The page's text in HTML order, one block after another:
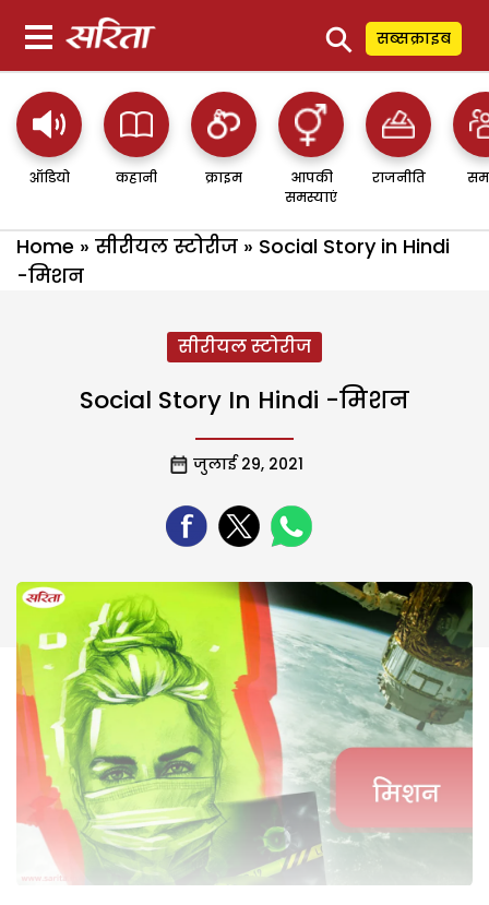
⚲ सब्सक्राइब
ऑडियो कहानी क्राइम
आपकी
समस्याएं
राजनीति
Home » सीरीयल स्टोरीज » Social Story in Hindi
-मिशन
सीरीयल स्टोरीज
Social Story In Hindi -मिशन
जुलाई 29, 2021